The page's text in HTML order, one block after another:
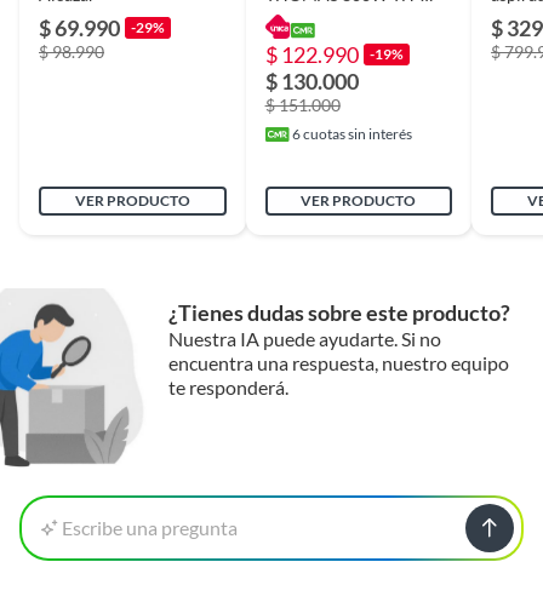
1400 W de potencia
: motor eficiente y de alta
durabilidad.
Presión máxima 1650 PSI
1400W
Peso del producto 3,95
$ 69.990 -29%
$ 98.990
VER PRODUCTO
20DM 20LITROS
$ 122.990 -19%
$ 130.000
$ 151.000
6cuotas sin interés
VER PRODUCTO
Open
$
$
¿Tienes dudas sobre este producto?
Nuestra IA puede ayudarte. Si no
encuentra una respuesta, nuestro equipo
te responderá.
Escribe una pregunta